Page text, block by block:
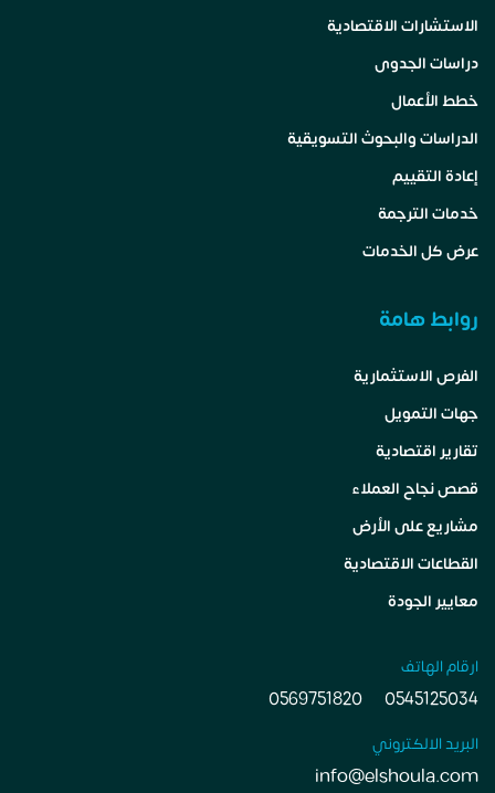
الاستشارات الاقتصادية
دراسات الجدوى
خطط الأعمال
الدراسات والبحوث التسويقية
إعادة التقييم
خدمات الترجمة
عرض كل الخدمات
روابط هامة
الفرص الاستثمارية
جهات التمويل
تقارير اقتصادية
قصص نجاح العملاء
مشاريع على الأرض
القطاعات الاقتصادية
معايير الجودة
ارقام الهاتف
0545125034
0569751820
البريد الالكتروني
info@elshoula.com